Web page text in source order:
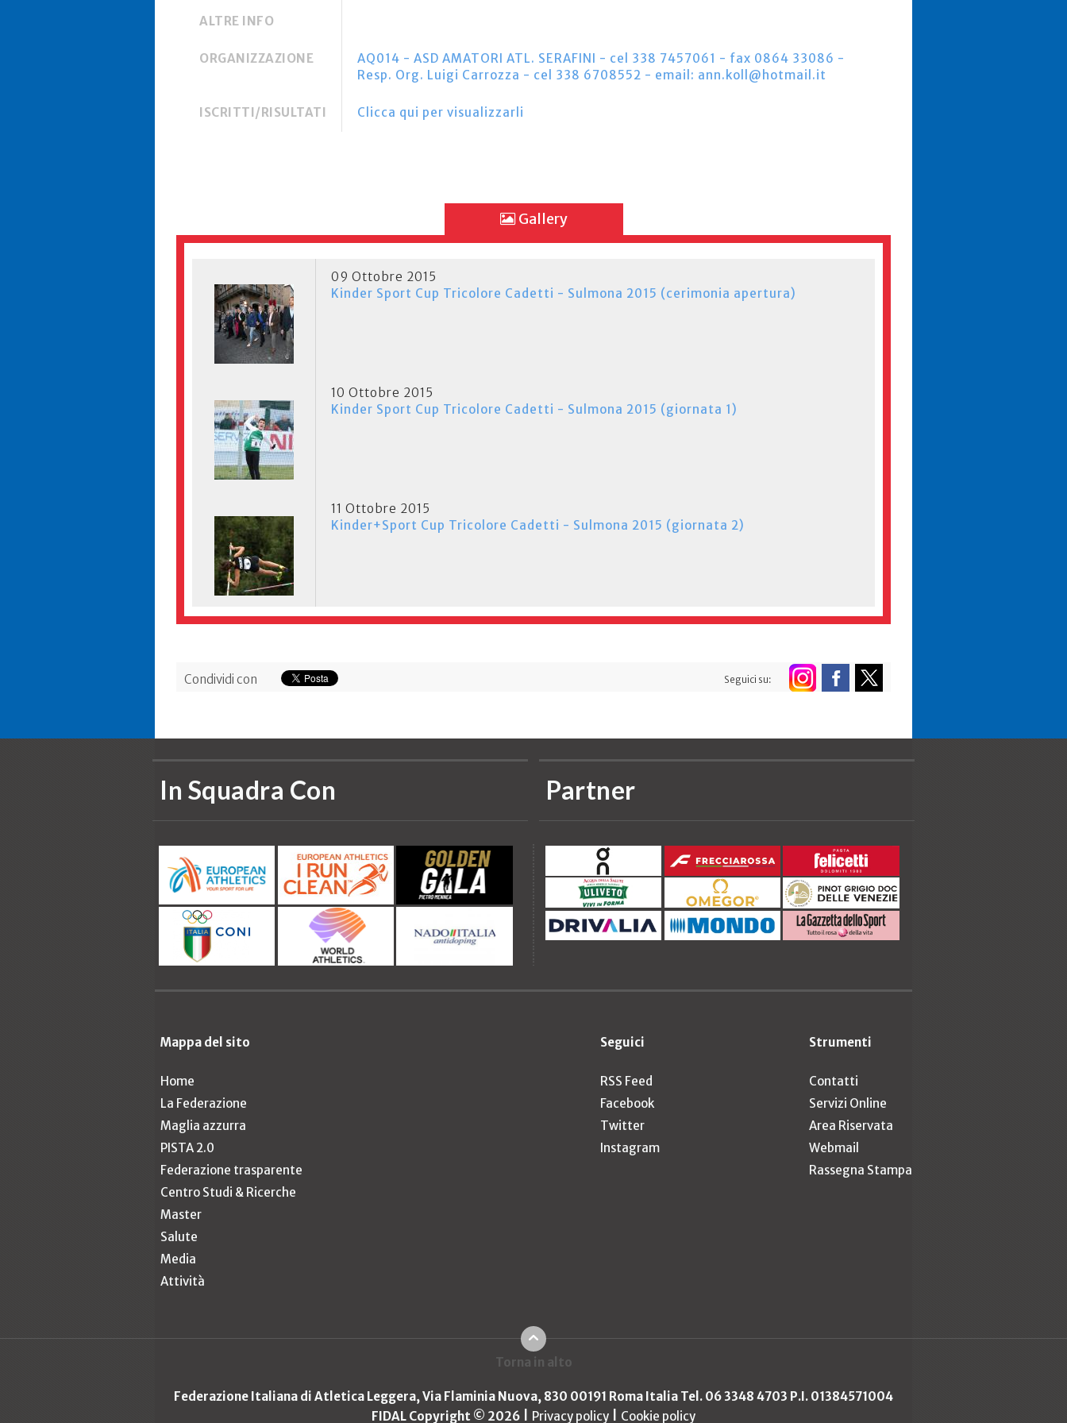
ALTRE INFO
ORGANIZZAZIONE
AQ014 - ASD AMATORI ATL. SERAFINI - cel 338 7457061 - fax 0864 33086 -
Resp. Org. Luigi Carrozza - cel 338 6708552 - email: ann.koll@hotmail.it
ISCRITTI/RISULTATI Clicca qui per visualizzarli
Gallery
09 Ottobre 2015
Kinder Sport Cup Tricolore Cadetti - Sulmona 2015 (cerimonia apertura)
10 Ottobre 2015
Kinder Sport Cup Tricolore Cadetti - Sulmona 2015 (giornata 1)
11 Ottobre 2015
Kinder+Sport Cup Tricolore Cadetti - Sulmona 2015 (giornata 2)
Condividi con Seguici su:
In Squadra Con Partner
Mappa del sito
Home
La Federazione
Maglia azzurra
PISTA 2.0
Federazione trasparente
Centro Studi & Ricerche
Master
Salute
Media
Attività
Seguici
RSS Feed
Facebook
Twitter
Instagram
Strumenti
Contatti
Servizi Online
Area Riservata
Webmail
Rassegna Stampa
Torna in alto
Federazione Italiana di Atletica Leggera, Via Flaminia Nuova, 830 00191 Roma Italia Tel. 06 3348 4703 P.I. 01384571004
FIDAL Copyright © 2026
Privacy policy Cookie policy